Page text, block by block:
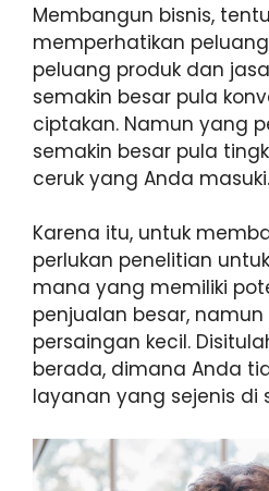
Membangun bisnis,
memperhatikan
peluang produk dan
semakin besar pula
ciptakan. Namun yang
semakin besar pula
ceruk yang Anda masuki.
Karena itu, untuk
perlukan penelitian
mana yang memiliki
penjualan besar,
persaingan kecil.
berada, dimana Anda
layanan yang sejenis di